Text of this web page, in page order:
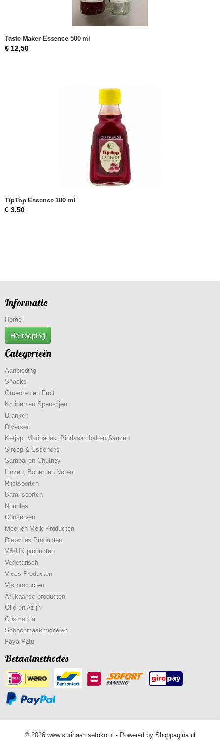
Taste Maker Essence 500 ml
€ 12,50
TipTop Essence 100 ml
€ 3,50
Informatie
Home
Herroeping
Categorieën
Aanbieding
Snacks
Groenten en Fruit
Kruiden en Specerijen
Dranken
Diversen
Ketjap, Marinades, Pindasambal en Sauzen
Siroop & Essences
Sambal en Chutney
Linzen, Bonen en Noten
Rijstsoorten
Bami soorten
Noodles
Conserven
Meel en Melk Producten
Diepvries Producten
VS/UK producten
Vegetarisch
Vlees Producten
Vis producten
Afrikaanse producten
Olie en Azijn
Cosmetica
Schoonmaakmiddelen
Faya Patu
Betaalmethodes
© 2026 www.surinaamsetoko.nl - Powered by Shoppagina.nl